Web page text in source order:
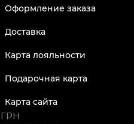
Оформление заказа
Доставка
Карта лояльности
Подарочная карта
Карта сайта